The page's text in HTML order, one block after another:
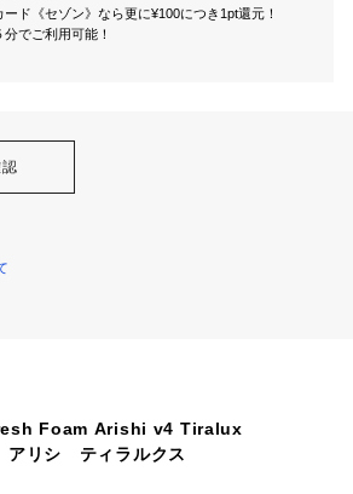
ド《セゾン》なら更に¥100につき1pt還元！
でご利用可能！
Foam Arishi v4 Tiralux
アリシ　ティラルクス